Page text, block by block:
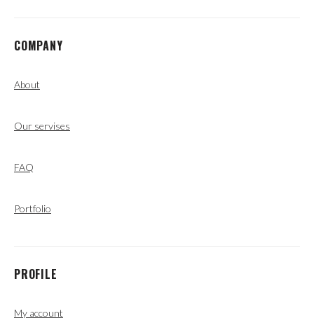
COMPANY
About
Our servises
FAQ
Portfolio
PROFILE
My account